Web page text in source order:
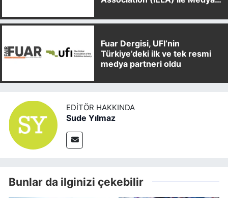
Fuar Dergisi, UFI’nin
Türkiye’deki ilk ve tek resmi
medya partneri oldu
EDITÖR HAKKINDA
Sude Yılmaz
Bunlar da ilginizi çekebilir